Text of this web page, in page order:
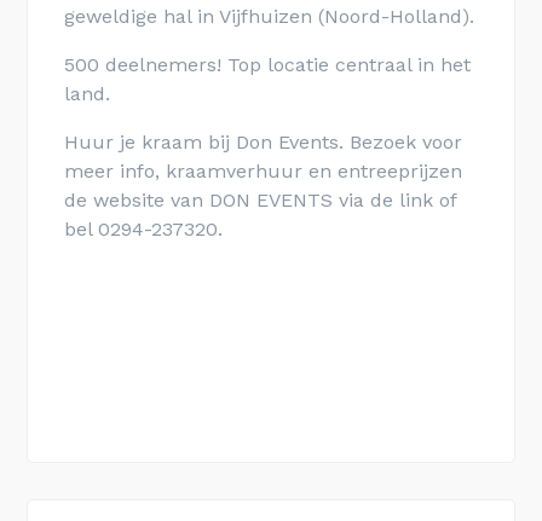
geweldige hal in Vijfhuizen (Noord-Holland).
500 deelnemers! Top locatie centraal in het
land.
Huur je kraam bij Don Events. Bezoek voor
meer info, kraamverhuur en entreeprijzen
de website van DON EVENTS via de link of
bel 0294-237320.